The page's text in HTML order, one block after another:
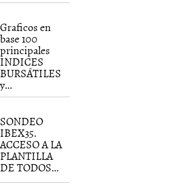
Graficos en
base 100
principales
INDICES
BURSÁTILES
y...
SONDEO
IBEX35.
ACCESO A LA
PLANTILLA
DE TODOS...